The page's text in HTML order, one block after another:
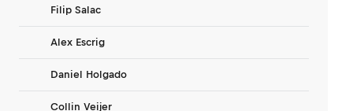
Filip Salac
Alex Escrig
Daniel Holgado
Collin Veijer